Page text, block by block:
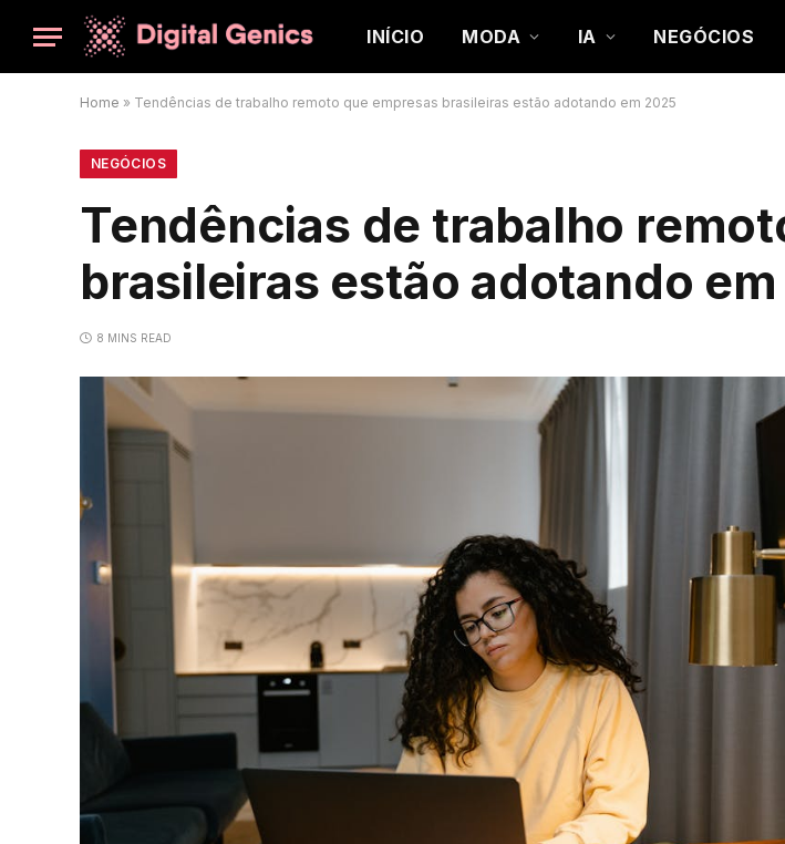
INÍCIO MODA IA NEGÓCIOS
Home » Tendências de trabalho remoto que empresas brasileiras estão adotando em 2025
NEGÓCIOS
Tendências de trabalho
brasileiras estão adotando
8 MINS READ